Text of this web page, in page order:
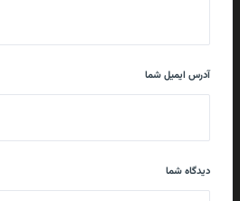
آدرس ایمیل شما
دیدگاه شما